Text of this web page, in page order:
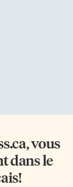
, vous
dans le